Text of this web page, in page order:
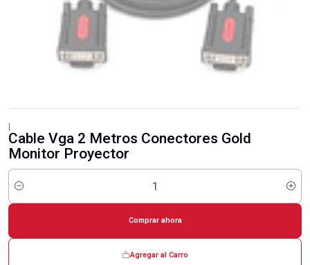
Cable Vga 2 Metros Conectores Gold
Monitor Proyector
Cantidad
Agregar al Carro
Comprar ahora